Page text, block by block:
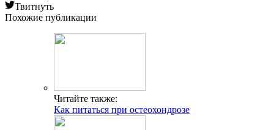
Твитнуть
Похожие публикации
Читайте также:
Как питаться при остеохондрозе